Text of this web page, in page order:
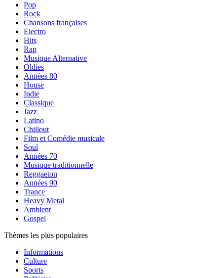
Pop
Rock
Chansons françaises
Electro
Hits
Rap
Musique Alternative
Oldies
Années 80
House
Indie
Classique
Jazz
Latino
Chillout
Film et Comédie musicale
Soul
Années 70
Musique traditionnelle
Reggaeton
Années 90
Trance
Heavy Metal
Ambient
Gospel
Thèmes les plus populaires
Informations
Culture
Sports